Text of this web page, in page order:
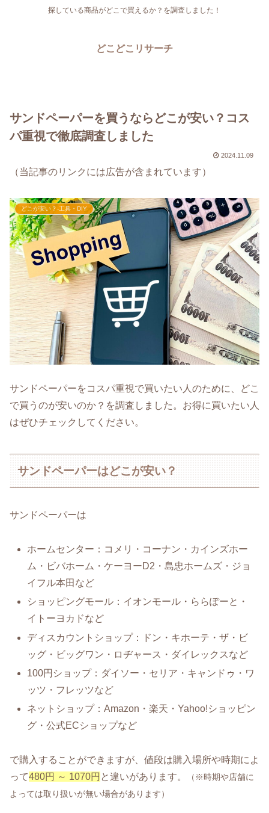
探している商品がどこで買えるか？を調査しました！
どこどこリサーチ
サンドペーパーを買うならどこが安い？コス
パ重視で徹底調査しました
2024.11.09
（当記事のリンクには広告が含まれています）
どこが安い？-工具・DIY
サンドペーパーをコスパ重視で買いたい人のために、どこ
で買うのが安いのか？を調査しました。お得に買いたい人
はぜひチェックしてください。
サンドペーパーはどこが安い？
サンドペーパーは
ホームセンター：コメリ・コーナン・カインズホー
ム・ビバホーム・ケーヨーD2・島忠ホームズ・ジョ
イフル本田など
ショッピングモール：イオンモール・ららぽーと・
イトーヨカドなど
ディスカウントショップ：ドン・キホーテ・ザ・ビ
ッグ・ビッグワン・ロヂャース・ダイレックスなど
100円ショップ：ダイソー・セリア・キャンドゥ・ワ
ッツ・フレッツなど
ネットショップ：Amazon・楽天・Yahoo!ショッピン
グ・公式ECショップなど
で購入することができますが、値段は購入場所や時期によ
って480円 ～ 1070円 と違いがあります。
（※時期や店舗に
よっては取り扱いが無い場合があります）